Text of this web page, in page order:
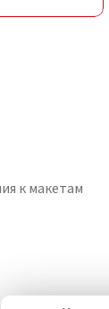
к макетам